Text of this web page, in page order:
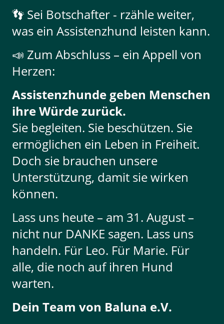
👣 Sei Botschafter - rzähle weiter,
was ein Assistenzhund leisten kann.
📣 Zum Abschluss – ein Appell von
Herzen:
Assistenzhunde geben Menschen
ihre Würde zurück.
Sie begleiten. Sie beschützen. Sie
ermöglichen ein Leben in Freiheit.
Doch sie brauchen unsere
Unterstützung, damit sie wirken
können.
Lass uns heute – am 31. August –
nicht nur DANKE sagen. Lass uns
handeln. Für Leo. Für Marie. Für
alle, die noch auf ihren Hund
warten.
Dein Team von Baluna e.V.